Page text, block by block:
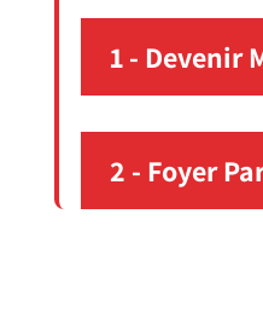
1 - Devenir
2 - Foyer